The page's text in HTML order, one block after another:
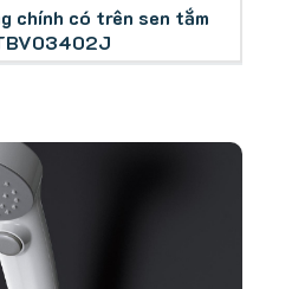
chính có trên sen tắm